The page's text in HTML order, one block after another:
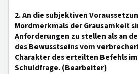
2. An die subjektiven
Mordmerkmals der Grausamkeit
Anforderungen zu stellen als an
des Bewusstseins vom
Charakter des erteilten Befehls
Schuldfrage. (Bearbeiter)